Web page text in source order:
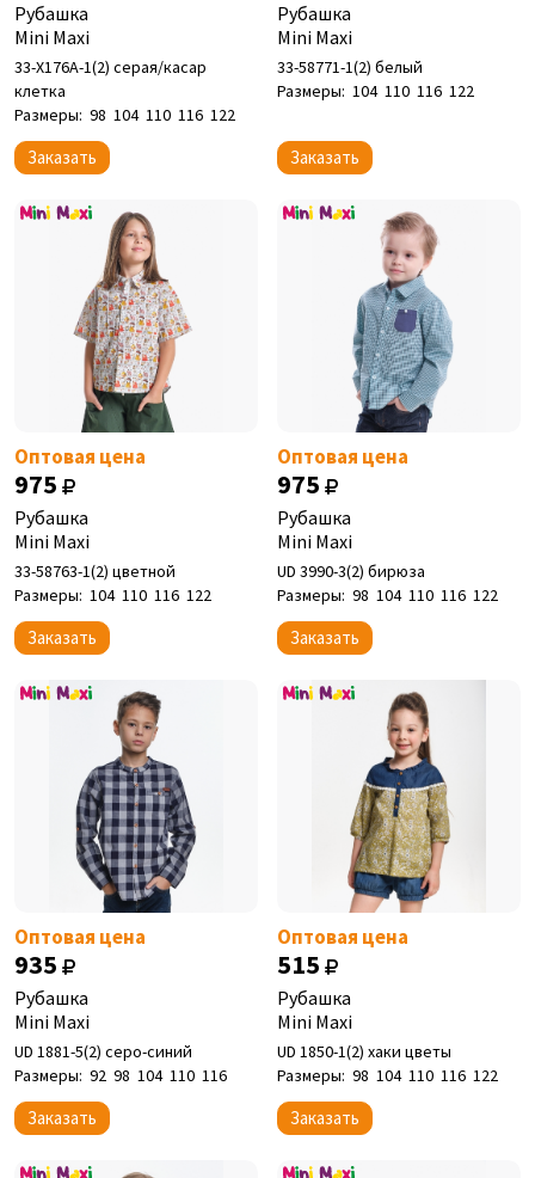
Рубашка
Mini Maxi
33-Х176А-1(2) серая/касар
клетка
Размеры: 98 104 110 116 122
Заказать
Рубашка
Mini Maxi
33-58771-1(2) белый
Размеры: 104 110 116 122
Заказать
Оптовая цена
975
Рубашка
Mini Maxi
33-58763-1(2) цветной
Размеры: 104 110 116 122
Заказать
Оптовая цена
975
Рубашка
Mini Maxi
UD 3990-3(2) бирюза
Размеры: 98 104 110 116 122
Заказать
Оптовая цена
935
Рубашка
Mini Maxi
UD 1881-5(2) серо-синий
Размеры: 92 98 104 110 116
Заказать
Оптовая цена
515
Рубашка
Mini Maxi
UD 1850-1(2) хаки цветы
Размеры: 98 104 110 116 122
Заказать